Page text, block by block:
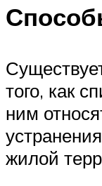
того, как
ним
жилой